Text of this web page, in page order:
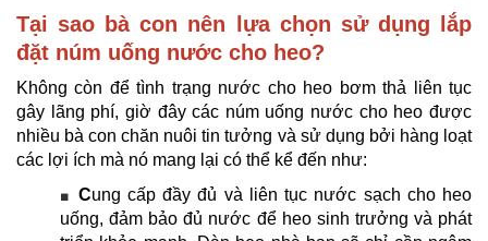
Tại sao bà con nên lựa chọn sử dụng lắp
đặt núm uống nước cho heo?
Không còn để tình trạng nước cho heo bơm thả liên tục
gây lãng phí, giờ đây các núm uống nước cho heo được
nhiều bà con chăn nuôi tin tưởng và sử dụng bởi hàng loạt
các lợi ích mà nó mang lại có thể kể đến như:
■ Cung cấp đầy đủ và liên tục nước sạch cho heo
uống, đảm bảo đủ nước để heo sinh trưởng và phát